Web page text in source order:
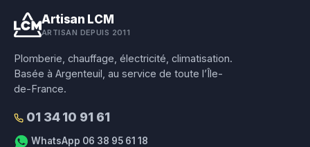
Artisan LCM
ARTISAN DEPUIS 2011
Plomberie, chauffage, électricité, climatisation.
Basée à Argenteuil, au service de toute l’Île-
de-France.
01 34 10 91 61
WhatsApp 06 38 95 61 18